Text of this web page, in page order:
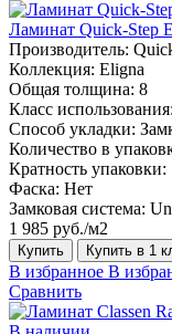
Ламинат Quick-Step
Производитель:
Коллекция: Eligna
Общая толщина: 8
Класс использования:
Способ укладки:
Количество в
Кратность упаковки:
Фаска: Нет
Замковая система:
1 985 руб./м2
Купить Купить в 1
В избранное В
Сравнить